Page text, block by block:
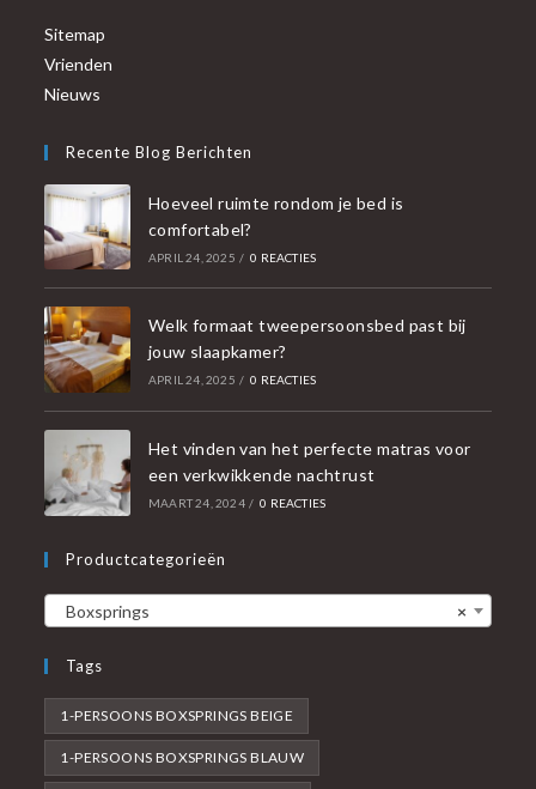
Sitemap
Vrienden
Nieuws
Recente Blog Berichten
Hoeveel ruimte rondom je bed is
comfortabel?
APRIL 24, 2025 / 0 REACTIES
Welk formaat tweepersoonsbed past bij
jouw slaapkamer?
APRIL 24, 2025 / 0 REACTIES
Het vinden van het perfecte matras voor
een verkwikkende nachtrust
MAART 24, 2024 / 0 REACTIES
Productcategorieën
×
Boxsprings
Tags
1-PERSOONS BOXSPRINGS BEIGE
1-PERSOONS BOXSPRINGS BLAUW